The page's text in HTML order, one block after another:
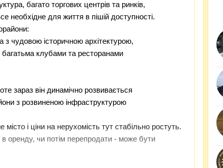
багато торгових центрів та ринків,
необхідне для життя в пішій доступності.
з чудовою історичною архітектурою,
багатьма клубами та ресторанами
зараз він динамічно розвивається
з розвиненою інфраструктурою
і ціни на нерухомість тут стабільно ростуть.
в оренду, чи потім перепродати - може бути